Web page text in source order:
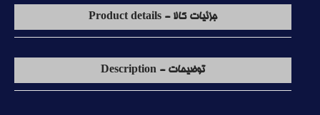
جزئیات کالا - Product details
توضیحات - Description